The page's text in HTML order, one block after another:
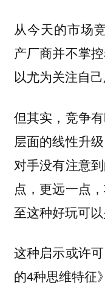
从今天的市场
产厂商并不掌
以尤为关注自
但其实，竞争
层面的线性升
对手没有注意
点，更远一点
至这种好玩可以
这种启示或许
的4种思维特征